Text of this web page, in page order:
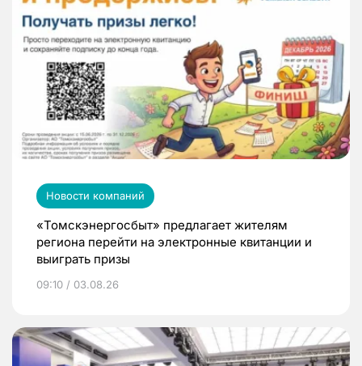
Новости компаний
«Томскэнергосбыт» предлагает жителям
региона перейти на электронные квитанции и
выиграть призы
09:10 / 03.08.26